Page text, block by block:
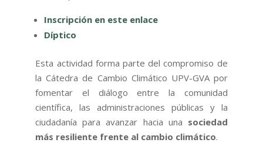
Inscripción en este enlace
Díptico
Esta actividad forma parte del compromiso de
la Cátedra de Cambio Climático UPV-GVA por
fomentar el diálogo entre la comunidad
científica, las administraciones públicas y la
ciudadanía para avanzar hacia una sociedad
más resiliente frente al cambio climático.